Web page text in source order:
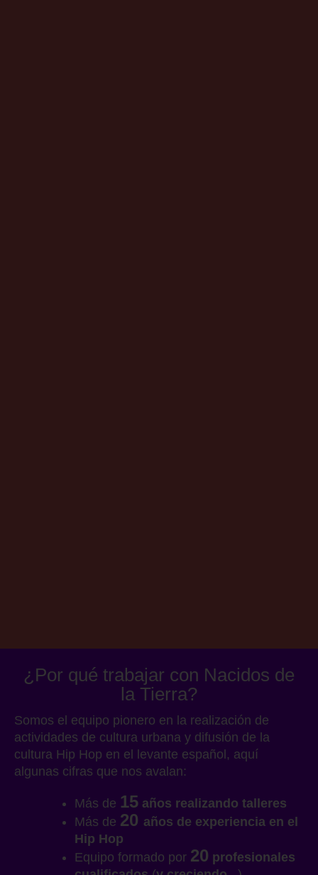
¿Por qué trabajar con Nacidos de
la Tierra?
Somos el equipo pionero en la realización de
actividades de cultura urbana y difusión de la
cultura Hip Hop en el levante español, aquí
algunas cifras que nos avalan:
Más de 15 años realizando talleres
Más de 20 años de experiencia en el
Hip Hop
Equipo formado por 20 profesionales